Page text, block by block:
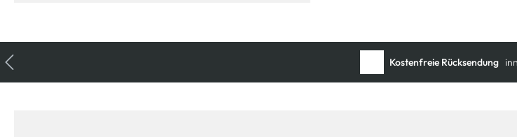
Kostenfreie Rücksendung